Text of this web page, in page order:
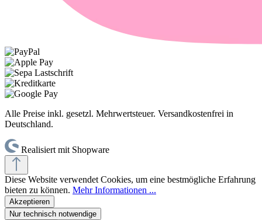
Alle Preise inkl. gesetzl. Mehrwertsteuer. Versandkostenfrei in
Deutschland.
Realisiert mit Shopware
Diese Website verwendet Cookies, um eine bestmögliche Erfahrung
bieten zu können. Mehr Informationen ...
Akzeptieren
Nur technisch notwendige